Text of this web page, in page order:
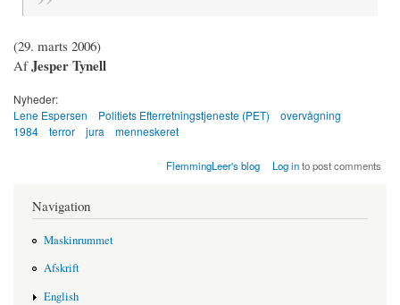
(29. marts 2006)
AfJesper Tynell
Nyheder:
Lene Espersen
Politiets Efterretningstjeneste (PET)
overvågning
1984
terror jura menneskeret
FlemmingLeer's blog Log into post comments
Navigation
Maskinrummet
Afskrift
English